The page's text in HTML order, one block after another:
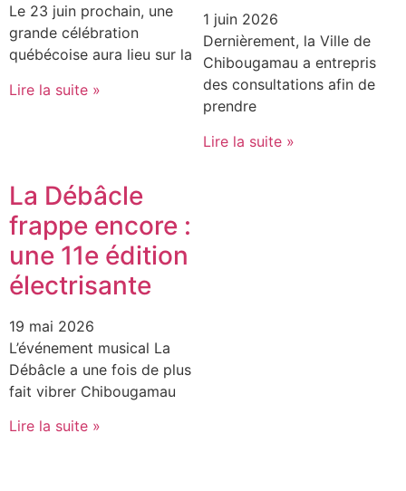
Le 23 juin prochain, une
grande célébration
québécoise aura lieu sur la
Lire la suite »
1 juin 2026
Dernièrement, la Ville de
Chibougamau a entrepris
des consultations afin de
prendre
Lire la suite »
La Débâcle
frappe encore :
une 11e édition
électrisante
19 mai 2026
L’événement musical La
Débâcle a une fois de plus
fait vibrer Chibougamau
Lire la suite »